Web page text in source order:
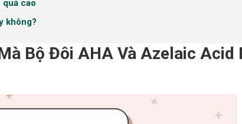
quả cao
không?
Bộ Đôi AHA Và Azelaic Acid